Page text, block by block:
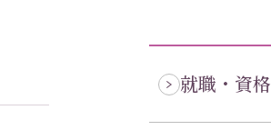
就職・資格